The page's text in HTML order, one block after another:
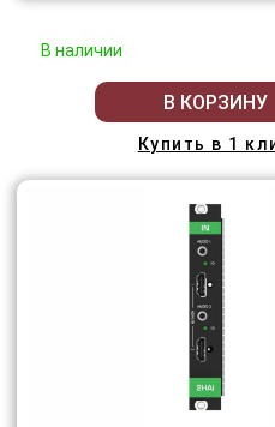
В наличии
В КОРЗИНУ
Купить в 1